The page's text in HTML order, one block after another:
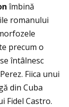
îmbină
romanului
precum o
întâlnesc
Fiica unui
din Cuba
Fidel Castro.